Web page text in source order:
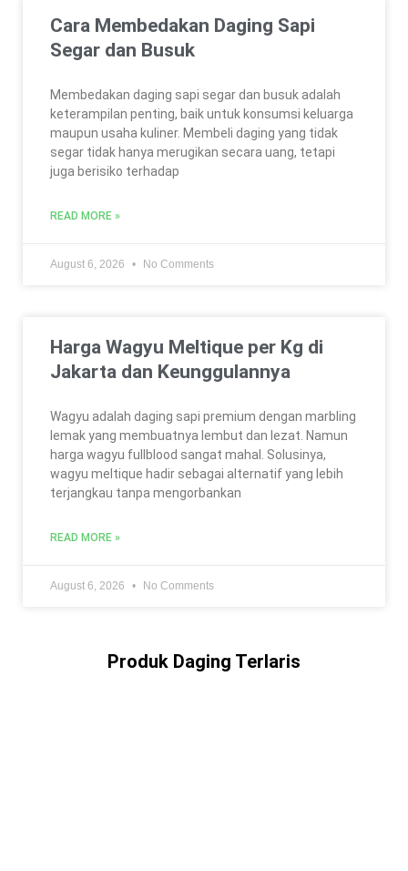
Cara Membedakan Daging Sapi
Segar dan Busuk
Membedakan daging sapi segar dan busuk adalah
keterampilan penting, baik untuk konsumsi keluarga
maupun usaha kuliner. Membeli daging yang tidak
segar tidak hanya merugikan secara uang, tetapi
juga berisiko terhadap
READ MORE »
August 6, 2026 No Comments
Harga Wagyu Meltique per Kg di
Jakarta dan Keunggulannya
Wagyu adalah daging sapi premium dengan marbling
lemak yang membuatnya lembut dan lezat. Namun
harga wagyu fullblood sangat mahal. Solusinya,
wagyu meltique hadir sebagai alternatif yang lebih
terjangkau tanpa mengorbankan
READ MORE »
August 6, 2026 No Comments
Produk Daging Terlaris